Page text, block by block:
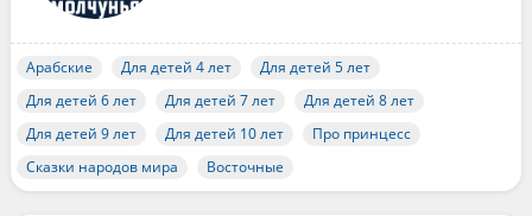
Арабские Для детей 4 лет
Для детей 5 лет
Для детей 6 лет
Для детей 7 лет
Для детей 8 лет
Для детей 9 лет
Для детей 10 лет
Про принцесс
Сказки народов мира
Восточные